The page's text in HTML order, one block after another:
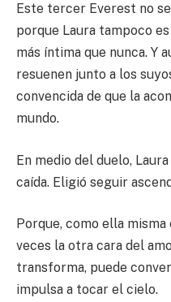
Este tercer Everest no
porque Laura tampoco
más íntima que nunca. Y
resuenen junto a los
convencida de que la
mundo.
En medio del duelo,
caída. Eligió seguir
Porque, como ella
veces la otra cara del
transforma, puede
impulsa a tocar el cielo.